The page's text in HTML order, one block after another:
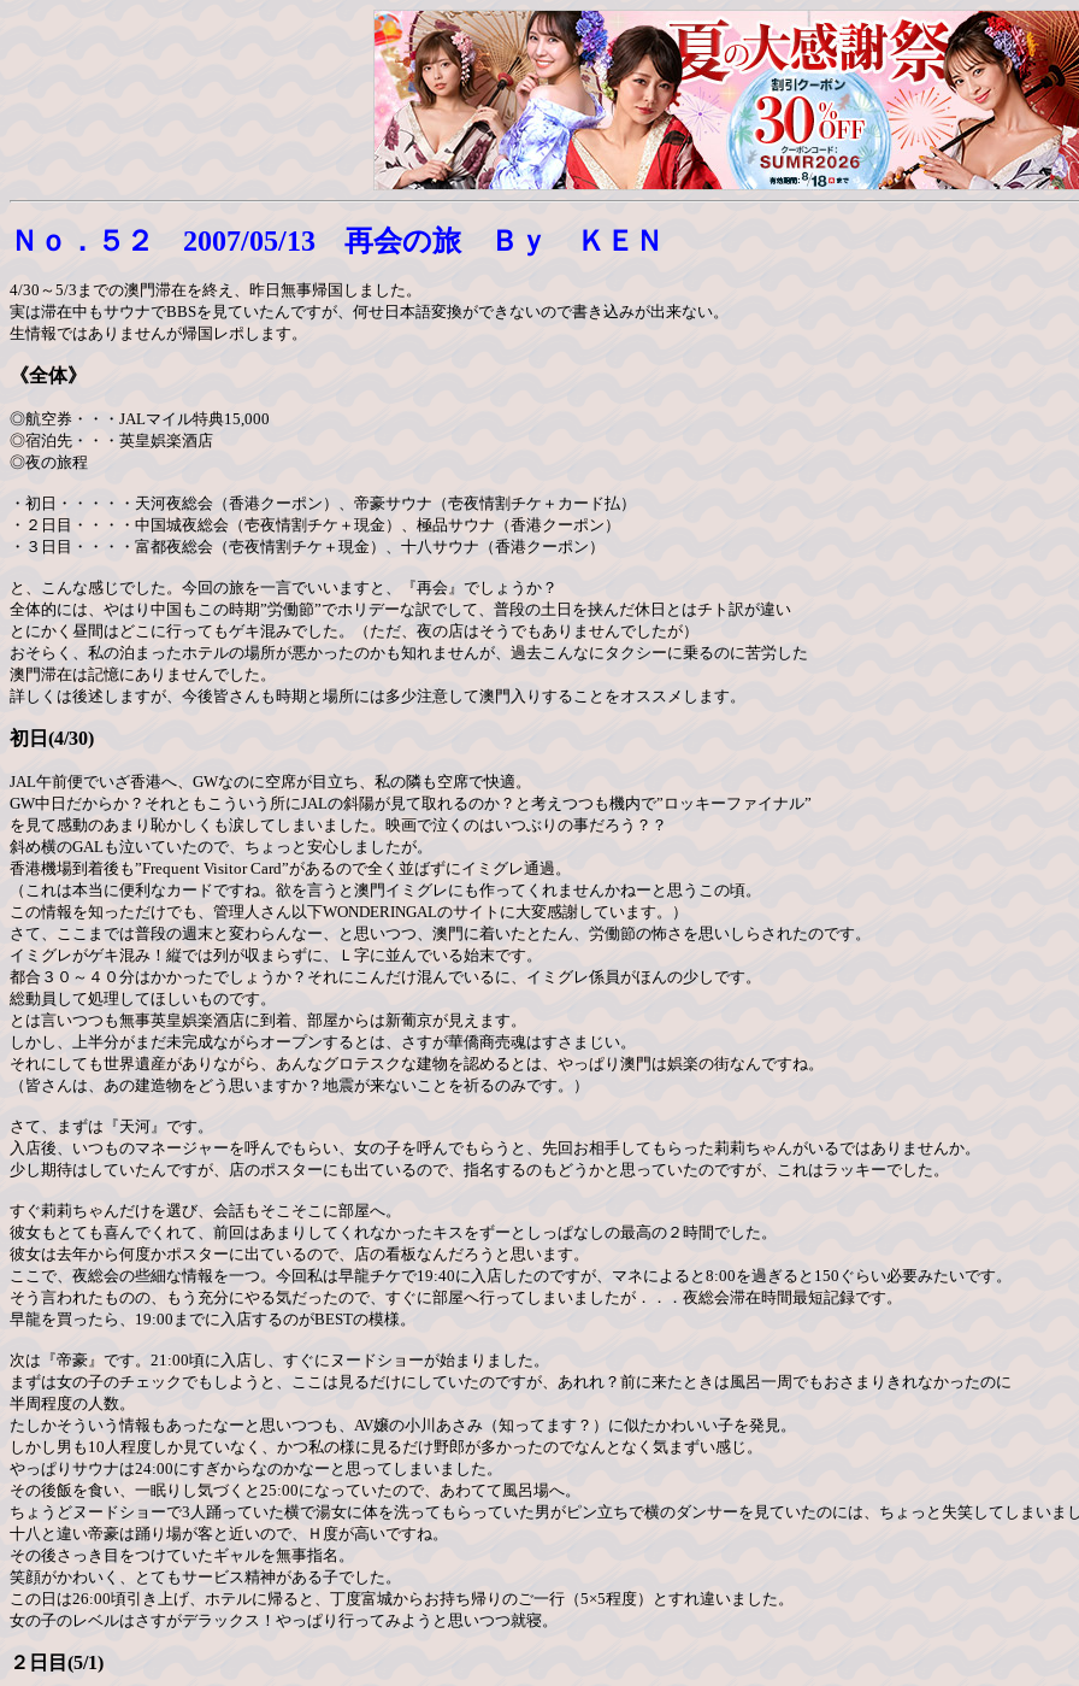
Ｎｏ．５２ 2007/05/13 再会の旅 Ｂｙ ＫＥＮ
4/30～5/3までの澳門滞在を終え、昨日無事帰国しました。
実は滞在中もサウナでBBSを見ていたんですが、何せ日本語変換ができないので書き込みが出来ない。
生情報ではありませんが帰国レポします。
《全体》
◎航空券・・・JALマイル特典15,000
◎宿泊先・・・英皇娯楽酒店
◎夜の旅程
・初日・・・・・天河夜総会（香港クーポン）、帝豪サウナ（壱夜情割チケ＋カード払）
・２日目・・・・中国城夜総会（壱夜情割チケ＋現金）、極品サウナ（香港クーポン）
・３日目・・・・富都夜総会（壱夜情割チケ＋現金）、十八サウナ（香港クーポン）
と、こんな感じでした。今回の旅を一言でいいますと、『再会』でしょうか？
全体的には、やはり中国もこの時期”労働節”でホリデーな訳でして、普段の土日を挟んだ休日とはチト訳が違い
とにかく昼間はどこに行ってもゲキ混みでした。（ただ、夜の店はそうでもありませんでしたが）
おそらく、私の泊まったホテルの場所が悪かったのかも知れませんが、過去こんなにタクシーに乗るのに苦労した
澳門滞在は記憶にありませんでした。
詳しくは後述しますが、今後皆さんも時期と場所には多少注意して澳門入りすることをオススメします。
初日(4/30)
JAL午前便でいざ香港へ、GWなのに空席が目立ち、私の隣も空席で快適。
GW中日だからか？それともこういう所にJALの斜陽が見て取れるのか？と考えつつも機内で”ロッキーファイナル”
を見て感動のあまり恥かしくも涙してしまいました。映画で泣くのはいつぶりの事だろう？？
斜め横のGALも泣いていたので、ちょっと安心しましたが。
香港機場到着後も”Frequent Visitor Card”があるので全く並ばずにイミグレ通過。
（これは本当に便利なカードですね。欲を言うと澳門イミグレにも作ってくれませんかねーと思うこの頃。
この情報を知っただけでも、管理人さん以下WONDERINGALのサイトに大変感謝しています。）
さて、ここまでは普段の週末と変わらんなー、と思いつつ、澳門に着いたとたん、労働節の怖さを思いしらされたのです。
イミグレがゲキ混み！縦では列が収まらずに、Ｌ字に並んでいる始末です。
都合３０～４０分はかかったでしょうか？それにこんだけ混んでいるに、イミグレ係員がほんの少しです。
総動員して処理してほしいものです。
とは言いつつも無事英皇娯楽酒店に到着、部屋からは新葡京が見えます。
しかし、上半分がまだ未完成ながらオープンするとは、さすが華僑商売魂はすさまじい。
それにしても世界遺産がありながら、あんなグロテスクな建物を認めるとは、やっぱり澳門は娯楽の街なんですね。
（皆さんは、あの建造物をどう思いますか？地震が来ないことを祈るのみです。）
さて、まずは『天河』です。
入店後、いつものマネージャーを呼んでもらい、女の子を呼んでもらうと、先回お相手してもらった莉莉ちゃんがいるではありませんか。
少し期待はしていたんですが、店のポスターにも出ているので、指名するのもどうかと思っていたのですが、これはラッキーでした。
すぐ莉莉ちゃんだけを選び、会話もそこそこに部屋へ。
彼女もとても喜んでくれて、前回はあまりしてくれなかったキスをずーとしっぱなしの最高の２時間でした。
彼女は去年から何度かポスターに出ているので、店の看板なんだろうと思います。
ここで、夜総会の些細な情報を一つ。今回私は早龍チケで19:40に入店したのですが、マネによると8:00を過ぎると150ぐらい必要みたいです。
そう言われたものの、もう充分にやる気だったので、すぐに部屋へ行ってしまいましたが．．．夜総会滞在時間最短記録です。
早龍を買ったら、19:00までに入店するのがBESTの模様。
次は『帝豪』です。21:00頃に入店し、すぐにヌードショーが始まりました。
まずは女の子のチェックでもしようと、ここは見るだけにしていたのですが、あれれ？前に来たときは風呂一周でもおさまりきれなかったのに
半周程度の人数。
たしかそういう情報もあったなーと思いつつも、AV嬢の小川あさみ（知ってます？）に似たかわいい子を発見。
しかし男も10人程度しか見ていなく、かつ私の様に見るだけ野郎が多かったのでなんとなく気まずい感じ。
やっぱりサウナは24:00にすぎからなのかなーと思ってしまいました。
その後飯を食い、一眠りし気づくと25:00になっていたので、あわてて風呂場へ。
ちょうどヌードショーで3人踊っていた横で湯女に体を洗ってもらっていた男がピン立ちで横のダンサーを見ていたのには、ちょっと失笑してしまいま
十八と違い帝豪は踊り場が客と近いので、Ｈ度が高いですね。
その後さっき目をつけていたギャルを無事指名。
笑顔がかわいく、とてもサービス精神がある子でした。
この日は26:00頃引き上げ、ホテルに帰ると、丁度富城からお持ち帰りのご一行（5×5程度）とすれ違いました。
女の子のレベルはさすがデラックス！やっぱり行ってみようと思いつつ就寝。
２日目(5/1)